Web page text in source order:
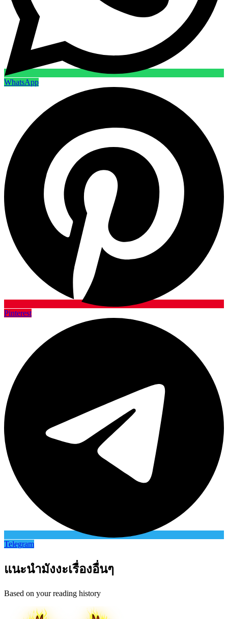
WhatsApp
Pinterest
Telegram
แนะนำมังงะเรื่องอื่นๆ
Based on your reading history